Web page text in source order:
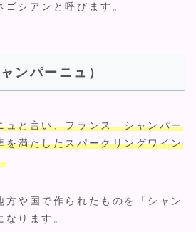
シアンと呼びます。
ンパーニュ）
ュと言い、フランス シャンパー
を満たしたスパークリングワイン
方や国で作られたものを「シャン
ります。